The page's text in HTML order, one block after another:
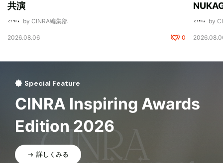
共演
by CINRA編集部
2026.08.06 0
by
Special Feature
CINRA Inspiring Awards
Edition 2026
詳しくみる